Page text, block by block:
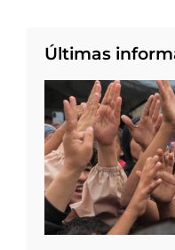
Últimas